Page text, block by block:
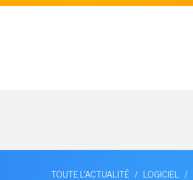
TOUTE L'ACTUALITÉ / LOGICIEL /